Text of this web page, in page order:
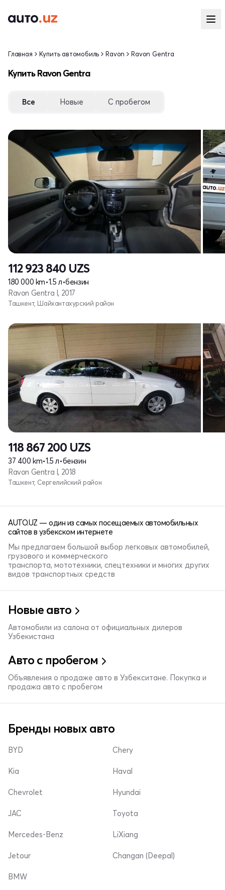
Главная Купить автомобиль Ravon Ravon Gentra
Купить Ravon Gentra
Все Новые С пробегом
112 923 840 UZS
180 000 km•1.5 л•бензин
Ravon Gentra I, 2017
Ташкент, Шайхантахурский район
118 867 200 UZS
37 400 km•1.5 л•бензин
Ravon Gentra I, 2018
Ташкент, Сергелийский район
AUTO.UZ — один из самых посещаемых автомобильных
сайтов в узбекском интернете
Мы предлагаем большой выбор легковых автомобилей,
грузового и коммерческого
транспорта, мототехники, спецтехники и многих других
видов транспортных средств
Новые авто
Автомобили из салона от официальных дилеров
Узбекистана
Авто с пробегом
Объявления о продаже авто в Узбекситане. Покупка и
продажа авто с пробегом
Бренды новых авто
BYD
Kia
Chevrolet
Chery
Haval
Hyundai
JAC
Mercedes-Benz
Jetour
Toyota
LiXiang
Changan (Deepal)
BMW